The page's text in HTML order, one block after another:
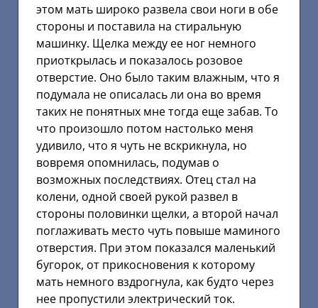
этом мать широко развела свои ноги в обе
стороны и поставила на стиральную
машинку. Щелка между ее ног немного
приоткрылась и показалось розовое
отверстие. Оно было таким влажным, что я
подумала не описалась ли она во время
таких не понятных мне тогда еще забав. То
что произошло потом настолько меня
удивило, что я чуть не вскрикнула, но
вовремя опомнилась, подумав о
возможных последствиях. Отец стал на
колени, одной своей рукой развел в
стороны половинки щелки, а второй начал
поглаживать место чуть повыше маминого
отверстия. При этом показался маленький
бугорок, от прикосновения к которому
мать немного вздрогнула, как будто через
нее пропустили электрический ток.